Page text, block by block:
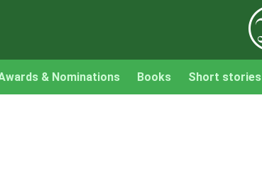
& Nominations Books Short stories